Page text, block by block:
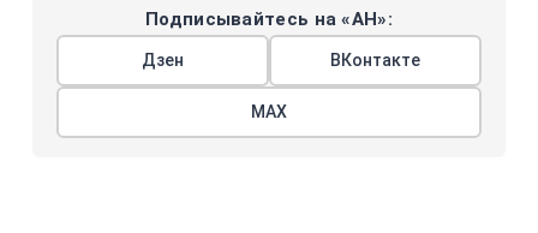
Подписывайтесь на «АН»:
Дзен ВКонтакте
МАХ